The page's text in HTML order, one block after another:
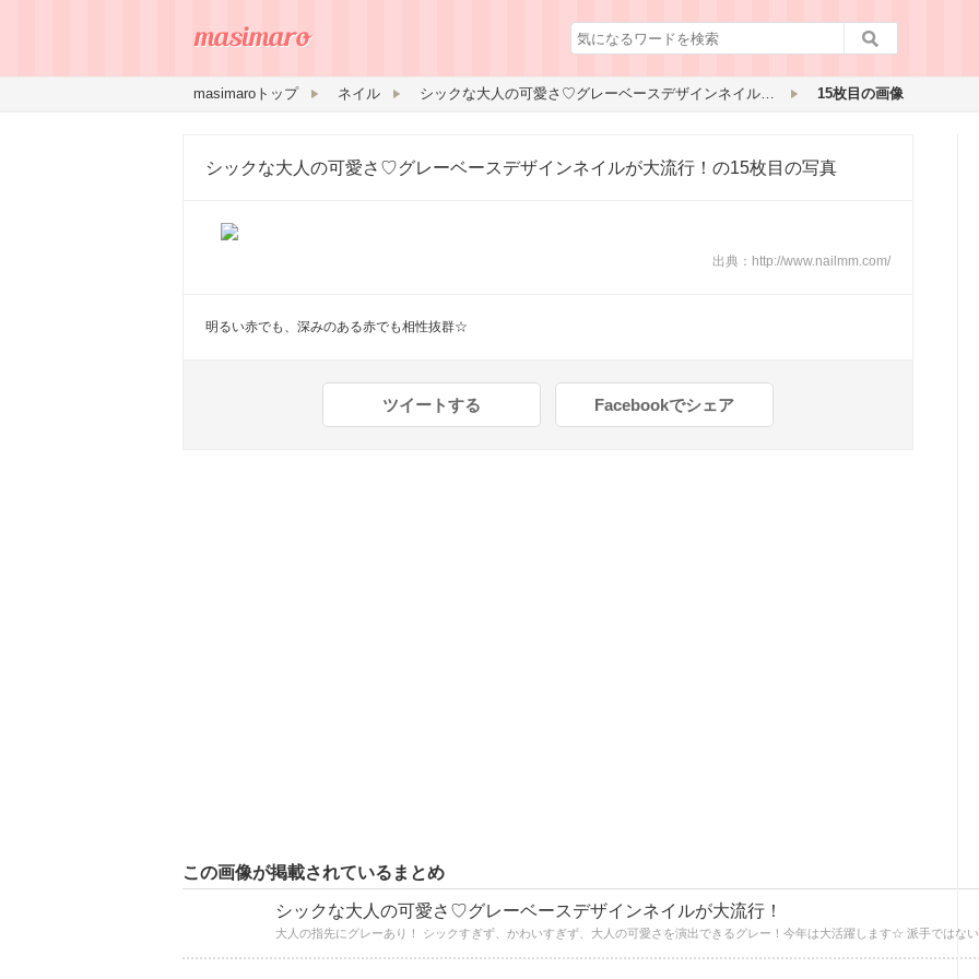
masimaroトップ ネイル シックな大人の可愛さ♡グレーベースデザインネイルが大流行！ 15枚目の画像
シックな大人の可愛さ♡グレーベースデザインネイルが大流行！ の15枚目の写真
出典： http://www.nailmm.com/
明るい赤でも、深みのある赤でも相性抜群☆
ツイートする Facebookでシェア
この画像が掲載されているまとめ
シックな大人の可愛さ♡グレーベースデザインネイルが大流行！